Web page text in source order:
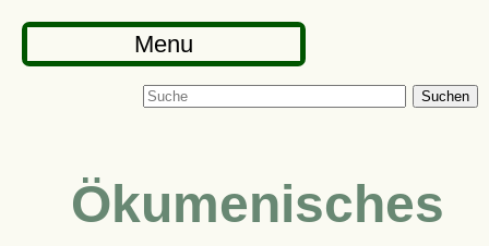
Menu
Suchen
Ökumenisches